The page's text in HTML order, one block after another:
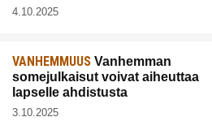
4.10.2025
VANHEMMUUS Vanhemman
somejulkaisut voivat aiheuttaa
lapselle ahdistusta
3.10.2025